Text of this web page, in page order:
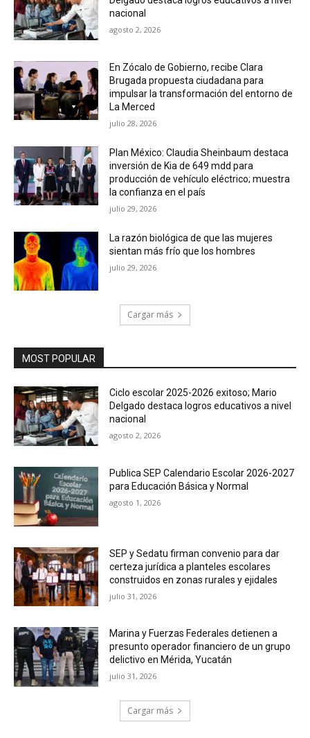
nacional
agosto 2, 2026
En Zócalo de Gobierno, recibe Clara
Brugada propuesta ciudadana para
impulsar la transformación del entorno de
La Merced
julio 28, 2026
Plan México: Claudia Sheinbaum destaca
inversión de Kia de 649 mdd para
producción de vehículo eléctrico; muestra
la confianza en el país
julio 29, 2026
La razón biológica de que las mujeres
sientan más frío que los hombres
julio 29, 2026
Cargar más
MOST POPULAR
Ciclo escolar 2025-2026 exitoso; Mario
Delgado destaca logros educativos a nivel
nacional
agosto 2, 2026
Publica SEP Calendario Escolar 2026-2027
para Educación Básica y Normal
agosto 1, 2026
SEP y Sedatu firman convenio para dar
certeza jurídica a planteles escolares
construidos en zonas rurales y ejidales
julio 31, 2026
Marina y Fuerzas Federales detienen a
presunto operador financiero de un grupo
delictivo en Mérida, Yucatán
julio 31, 2026
Cargar más